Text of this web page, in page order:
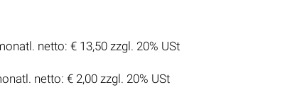
netto: € 13,50 zzgl. 20% USt
netto: € 2,00 zzgl. 20% USt